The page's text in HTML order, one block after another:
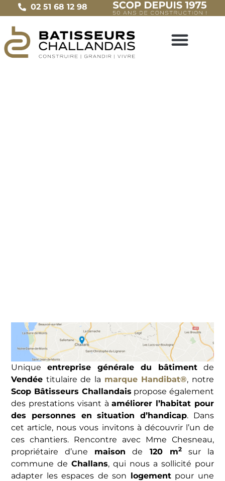
02 51 68 12 98
Uniqueentreprise générale du bâtimentde
Vendée titulaire de la marque Handibat®, notre
Scop Bâtisseurs Challandais propose également
des prestations visant àaméliorer l’habitat pour
des personnes en situation d’handicap. Dans
cet article, nous vous invitons à découvrir l’un de
ces chantiers. Rencontre avec Mme Chesneau,
propriétaire d’une maison de 120 m2sur la
commune deChallans, qui nous a sollicité pour
adapter les espaces de son logementpour une